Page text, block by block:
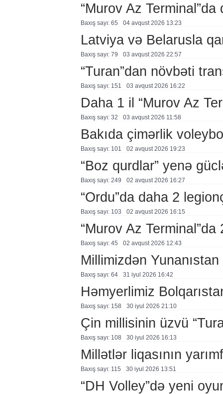
“Murov Az
Baxış sayı: 65 04 avqust 2026 13:23
Latviya və Belarusla
Baxış sayı: 79 03 avqust 2026 22:57
“Turan”dan növbəti
Baxış sayı: 151 03 avqust 2026 16:22
Daha 1 il “Murov Az
Baxış sayı: 32 03 avqust 2026 11:58
Bakıda çimərlik
Baxış sayı: 101 02 avqust 2026 19:23
“Boz qurdlar” yenə
Baxış sayı: 249 02 avqust 2026 16:27
“Ordu”da daha 2
Baxış sayı: 103 02 avqust 2026 16:15
“Murov Az
Baxış sayı: 45 02 avqust 2026 12:43
Millimizdən
Baxış sayı: 64 31 i̇yul 2026 16:42
Həmyerlimiz
Baxış sayı: 158 30 i̇yul 2026 21:10
Çin millisinin üzvü
Baxış sayı: 108 30 i̇yul 2026 16:13
Millətlər liqasının
Baxış sayı: 115 30 i̇yul 2026 13:51
“DH Volley”də yeni